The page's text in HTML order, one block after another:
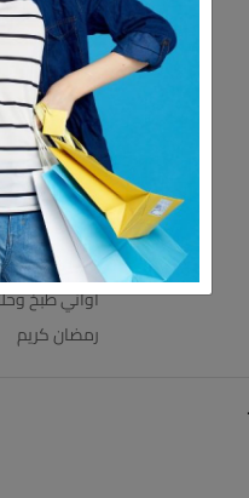
اجهزه كهرباية
التخزين
اطباق
اطقم زجاج
ترامس
عروض
مستلزمات
مفروشات
اواني طبخ
رمضان كريم